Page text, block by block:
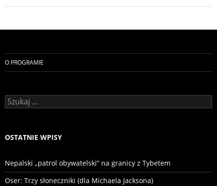
O PROGRAMIE
Szukaj:
OSTATNIE WPISY
Nepalski „patrol obywatelski” na granicy z Tybetem
Oser: Trzy słoneczniki (dla Michaela Jacksona)